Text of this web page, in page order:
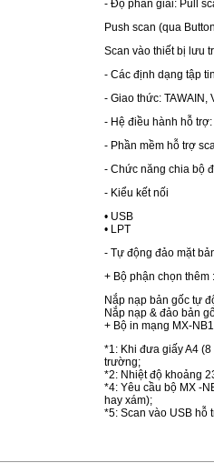
- Độ phân giải: Pull
Push scan (qua
Scan vào thiết bị lưu
- Các định dạng tập
- Giao thức: TAWAIN,
- Hệ điều hành hỗ
- Phần mềm hỗ trợ
- Chức năng chia bộ
- Kiểu kết nối
• USB
• LPT
- Tự động đảo mặt
+ Bộ phận chọn thêm :
Nắp nạp bản gốc tự
Nắp nạp & đảo bản
+ Bộ in mạng MX-
*1: Khi đưa giấy A4
trường;
*2: Nhiệt độ khoảng
*4: Yêu cầu bộ MX -
hay xám);
*5: Scan vào USB hỗ